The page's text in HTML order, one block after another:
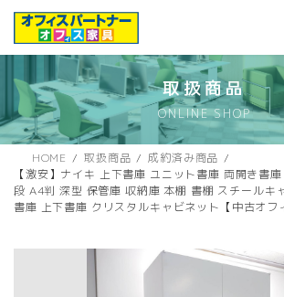
ス
キ
ン
に
取扱商品
ONLINE SHOP
HOME 取扱商品
成約済み商品
【激安】ナイキ 上下書庫 ユニット書庫 両開き書
段 A4判 深型 保管庫 収納庫 本棚 書棚 スチールキ
書庫 上下書庫 クリスタルキャビネット【中古オフ